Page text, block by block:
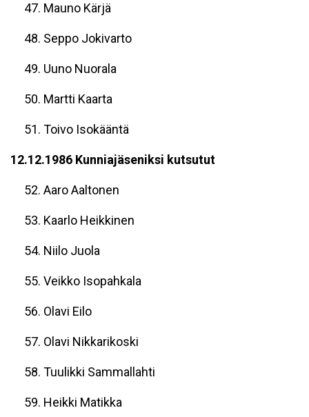
47. Mauno Kärjä
48. Seppo Jokivarto
49. Uuno Nuorala
50. Martti Kaarta
51. Toivo Isokääntä
12.12.1986 Kunniajäseniksi kutsutut
52. Aaro Aaltonen
53. Kaarlo Heikkinen
54. Niilo Juola
55. Veikko Isopahkala
56. Olavi Eilo
57. Olavi Nikkarikoski
58. Tuulikki Sammallahti
59. Heikki Matikka